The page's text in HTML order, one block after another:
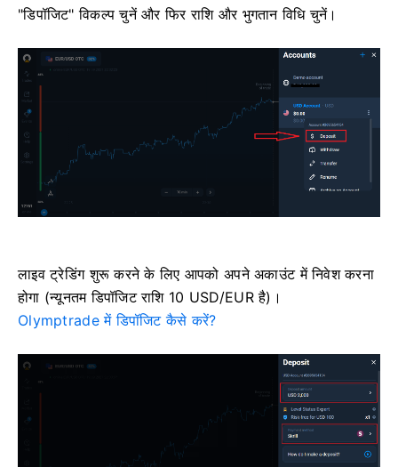
"डिपॉजिट" विकल्प चुनें और फिर राशि और भुगतान विधि चुनें।
लाइव ट्रेडिंग शुरू करने के लिए आपको अपने अकाउंट में निवेश करना
होगा (न्यूनतम डिपॉजिट राशि 10 USD/EUR है)।
Olymptrade में डिपॉजिट कैसे करें?